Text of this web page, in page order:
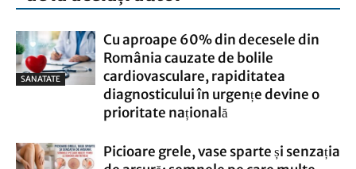
SANATATE
Cu aproape 60% din decesele din
România cauzate de bolile
cardiovasculare, rapiditatea
diagnosticului în urgențe devine o
prioritate națională
Picioare grele, vase sparte și senzația